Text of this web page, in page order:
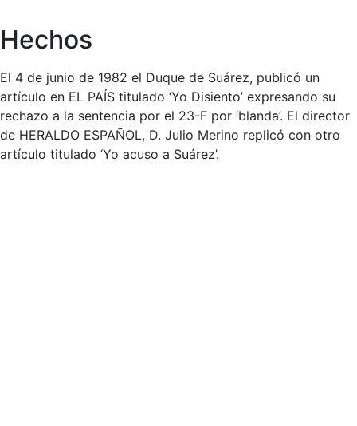
Hechos
El 4 de junio de 1982 el Duque de Suárez, publicó un
artículo en EL PAÍS titulado ‘Yo Disiento’ expresando su
rechazo a la sentencia por el 23-F por ‘blanda’. El director
de HERALDO ESPAÑOL, D. Julio Merino replicó con otro
artículo titulado ‘Yo acuso a Suárez’.